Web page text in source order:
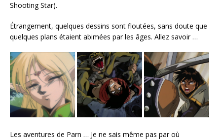
Shooting Star).
Étrangement, quelques dessins sont floutées, sans doute que
quelques plans étaient abimées par les âges. Allez savoir …
Les aventures de Parn … Je ne sais même pas par où